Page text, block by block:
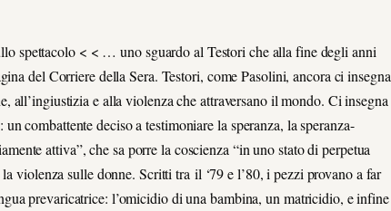
spettacolo < < … uno sguardo al Testori che alla fine degli anni
del Corriere della Sera. Testori, come Pasolini, ancora ci insegna
all’ingiustizia e alla violenza che attraversano il mondo. Ci insegna
combattente deciso a testimoniare la speranza, la speranza-
attiva”, che sa porre la coscienza “in uno stato di perpetua
violenza sulle donne. Scritti tra il ‘79 e l’80, i pezzi provano a far
prevaricatrice: l’omicidio di una bambina, un matricidio, e infine